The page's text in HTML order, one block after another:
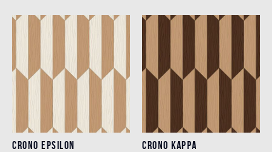
CRONO EPSILON CRONO KAPPA